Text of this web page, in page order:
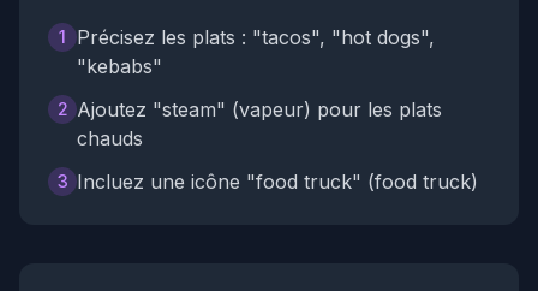
1
Précisez les plats : "tacos", "hot dogs",
"kebabs"
2 Ajoutez "steam" (vapeur) pour les plats
chauds
3 Incluez une icône "food truck" (food truck)